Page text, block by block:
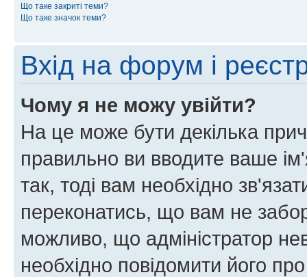
Що таке закриті теми?
Що таке значок теми?
Вхід на форум і
Чому я не можу увійти?
На це може бути декілька
правильно ви вводите ваше
так, тоді вам необхідно
переконатись, що вам не
можливо, що адміністратор
необхідно повідомити його